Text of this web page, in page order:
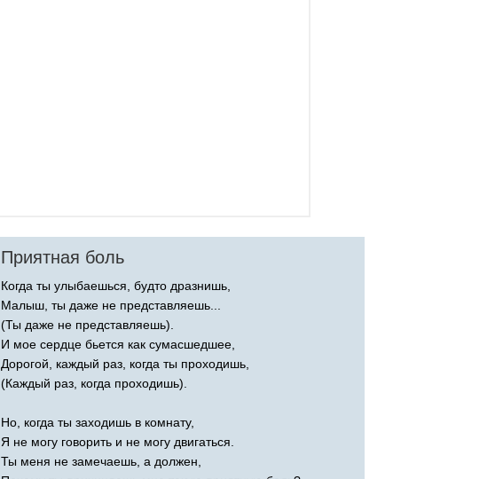
Приятная боль
Когда ты улыбаешься, будто дразнишь,
Малыш, ты даже не представляешь...
(Ты даже не представляешь).
И мое сердце бьется как сумасшедшее,
Дорогой, каждый раз, когда ты проходишь,
(Каждый раз, когда проходишь).
Но, когда ты заходишь в комнату,
Я не могу говорить и не могу двигаться.
Ты меня не замечаешь, а должен,